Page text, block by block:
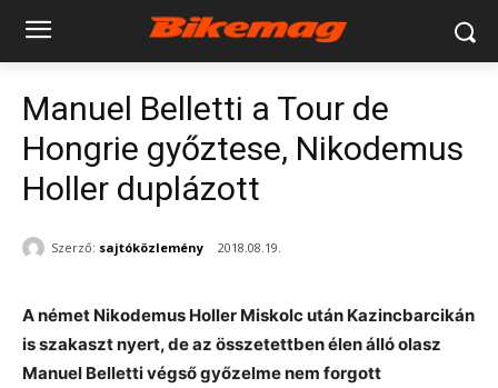
Manuel Belletti a Tour de
Hongrie győztese, Nikodemus
Holler duplázott
Szerző: sajtóközlemény 2018.08.19.
A német Nikodemus Holler Miskolc után Kazincbarcikán
is szakaszt nyert, de az összetettben élen álló olasz
Manuel Belletti végső győzelme nem forgott